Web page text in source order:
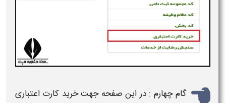
گام چهارم : در این صفحه جهتخرید کارت اعتباری